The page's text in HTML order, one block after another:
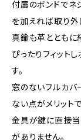
付属のボンドで
を加えれば取り外
真鍮も革とともに
ぴったりフィット
す。
窓のないフルカバ
ない点がメリットで
金具が鍵に直接
がありません。